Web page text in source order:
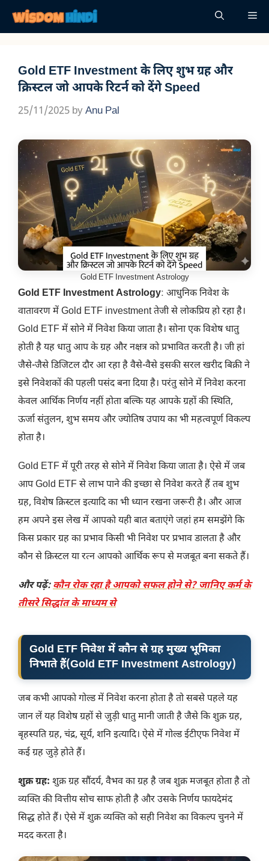
content
Gold ETF Investment के लिए शुभ ग्रह और
क्रिस्टल जो आपके रिटर्न को देंगे Speed
25/11/2025 byAnu Pal
Gold ETF Investment Astrology
Gold ETF Investment Astrology: आधुनिक निवेश के
वातावरण में Gold ETF investment तेजी से लोकप्रिय हो रहा है।
Gold ETF में सोने में निवेश किया जाता है। सोना एक विशेष धातु
होती है यह धातु आप के ग्रह और नक्षत्र को प्रभावित करती है। जी हां
जैसे-जैसे डिजिटल दौर आ रहा है वैसे-वैसे इसकी सरल खरीद बिक्री ने
इसे निवेशकों की पहली पसंद बना दिया है। परंतु सोने में निवेश करना
केवल आर्थिक निर्णय नहीं होता बल्कि यह आपके ग्रहों की स्थिति,
ऊर्जा संतुलन, शुभ समय और ज्योतिष उपाय का भी महत्वपूर्ण विकल्प
होता है।
Gold ETF में पूरी तरह से सोने में निवेश किया जाता है। ऐसे में जब
आप Gold ETF से लाभ पाने की इच्छा से निवेश करते हैं तब शुभ
ग्रह, विशेष क्रिस्टल इत्यादि का भी ध्यान रखना जरूरी है। और आज
हम अपने इस लेख में आपको यही बात बताएंगे जहां हम समझेंगे कि
किस प्रकार ग्रह का प्रभाव किसी भी निवेश पर प्रभाव डालता है और
कौन से क्रिस्टल या रत्न आपको आर्थिक रूप से मजबूत बना सकते हैं।
और पढ़ें:कौन रोक रहा है आपको सफल होने से? जानिए कर्म के
तीसरे सिद्धांत के माध्यम से
Gold ETF निवेश में कौन से ग्रह मुख्य भूमिका
निभाते हैं(Gold ETF Investment Astrology)
जब कभी आपको गोल्ड में निवेश करना होता है तो सबसे पहले यह
जान लें यह विशेष ग्रहों से जुड़ी धातु मानी जाती है जैसे कि शुक्र ग्रह,
बृहस्पति ग्रह, चंद्र, सूर्य, शनि इत्यादि। ऐसे में गोल्ड ईटीएफ निवेश में
कई ग्रह जुड़े होते हैं।
शुक्र ग्रह: शुक्र ग्रह सौंदर्य, वैभव का ग्रह है जब शुक्र मजबूत होता है तो
व्यक्ति की वित्तीय सोच साफ होती है और उसके निर्णय फायदेमंद
सिद्ध होते हैं। ऐसे में शुक्र व्यक्ति को सही निवेश का विकल्प चुनने में
मदद करता है।